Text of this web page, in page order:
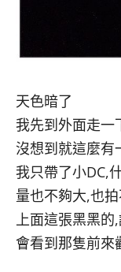
天色暗了
我先到外面走一
沒想到就這麼
我只帶了小DC,
量也不夠大,也
上面這張黑黑的
會看到那隻前來